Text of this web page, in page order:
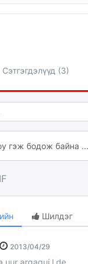
Сэтгэгдэлүүд (3)
Шилдэг
2013/04/29
uur argagui l de